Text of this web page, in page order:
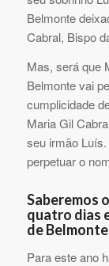
Belmonte
Cabral, Bispo
Mas, será que
Belmonte vai
cumplicidade
Maria Gil
seu irmão
perpetuar o
Saberemos
quatro dias
de
Para este ano